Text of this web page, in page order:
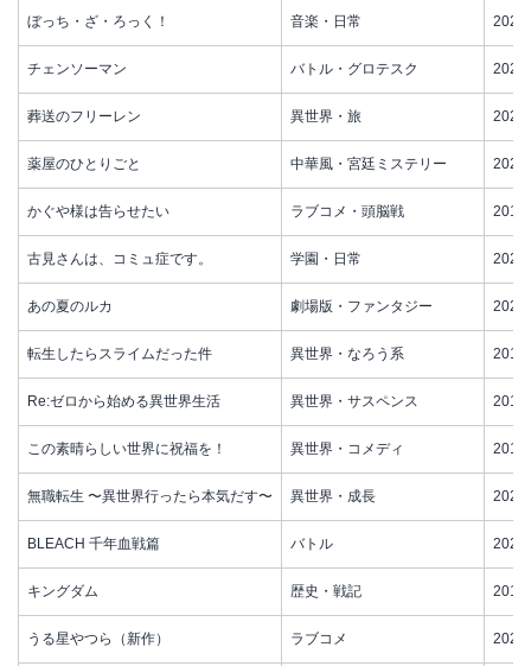
ぼっち・ざ・ろっく！ 音楽・日常 2022
チェンソーマン バトル・グロテスク 2022
葬送のフリーレン 異世界・旅
薬屋のひとりごと 中華風・宮廷ミステリー
かぐや様は告らせたい ラブコメ・頭脳戦
古見さんは、コミュ症です。 学園・日常
あの夏のルカ 劇場版・ファンタジー 2021
転生したらスライムだった件 異世界・なろう系
Re:ゼロから始める異世界生活 異世界・サスペンス
この素晴らしい世界に祝福を！ 異世界・コメディ
無職転生 〜異世界行ったら本気だす〜 異世界・成長
BLEACH 千年血戦篇 バトル
キングダム 歴史・戦記
うる星やつら（新作） ラブコメ